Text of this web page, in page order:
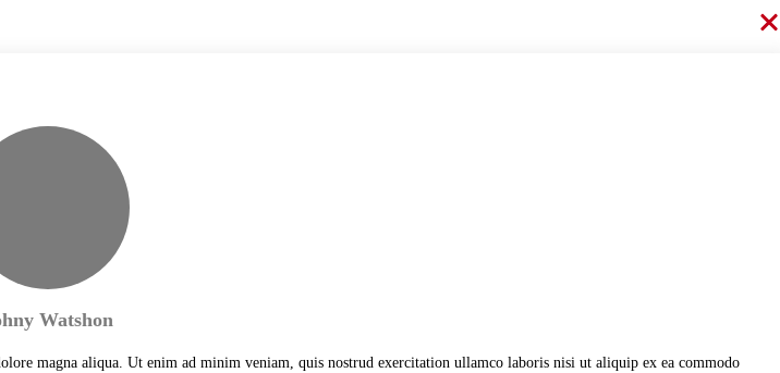
Watshon
magna aliqua. Ut enim ad minim veniam, quis nostrud exercitation ullamco laboris nisi ut aliquip ex ea commodo